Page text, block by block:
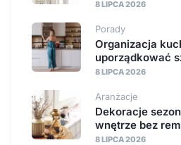
8 LIPCA 2026
Porady
Organizacja
uporządkować
8 LIPCA 2026
Aranżacje
Dekoracje
wnętrze bez
8 LIPCA 2026